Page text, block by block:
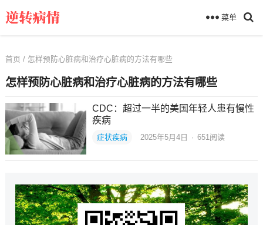
菜单
首页 / 怎样预防心脏病和治疗心脏病的方法有哪些
怎样预防心脏病和治疗心脏病的方法有哪些
CDC：超过一半的美国年轻人患有慢性
疾病
症状疾病 2025年5月4日 · 651 阅读